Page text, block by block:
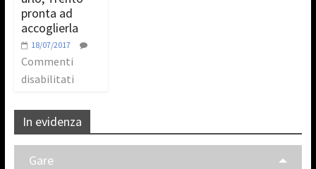
pronta ad
accoglierla
18/07/2017
Commenti
disabilitati
In evidenza
Gare